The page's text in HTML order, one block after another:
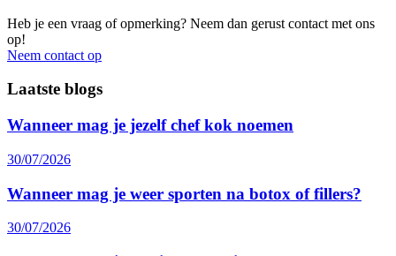
Heb je een vraag of opmerking? Neem dan gerust contact met ons
op!
Neem contact op
Laatste blogs
Wanneer mag je jezelf chef kok noemen
30/07/2026
Wanneer mag je weer sporten na botox of fillers?
30/07/2026